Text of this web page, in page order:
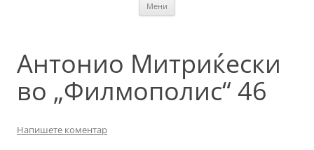
Мени
Антонио Митриќески
во „Филмополис“ 46
Напишете коментар